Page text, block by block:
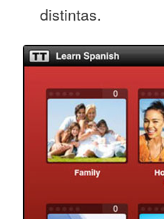
distintas.